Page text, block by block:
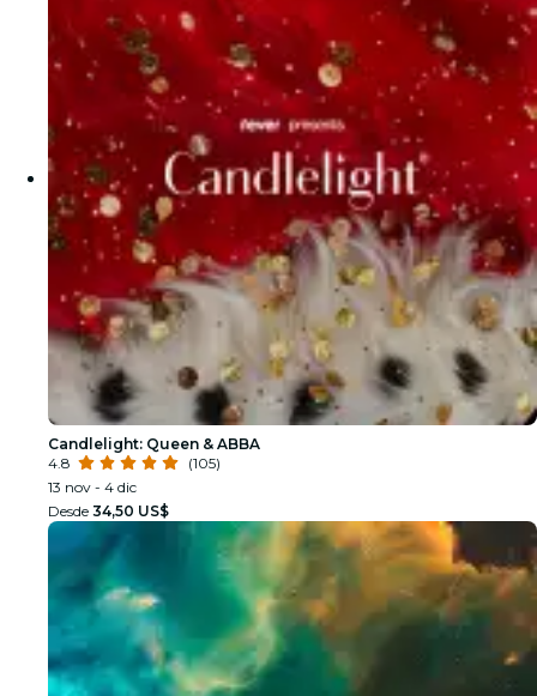
Candlelight: Queen & ABBA
4.8
(105)
13 nov - 4 dic
Desde 34,50 US$